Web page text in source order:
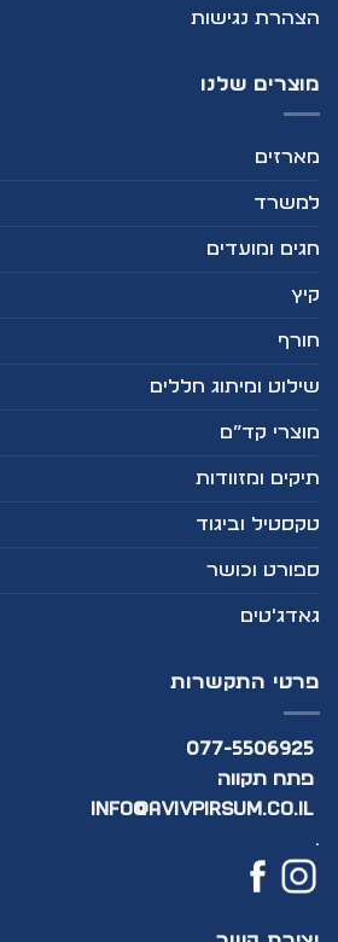
הצהרת נגישות
מוצרים שלנו
מארזים
למשרד
חגים ומועדים
קיץ
חורף
שילוט ומיתוג חללים
מוצרי קד”ם
תיקים ומזוודות
טקסטיל וביגוד
ספורט וכושר
גאדג'טים
פרטי התקשרות
077-5506925
פתח תקווה
info@avivpirsum.co.il
.